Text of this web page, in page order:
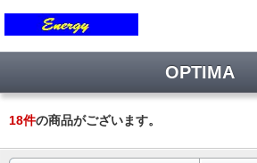
OPTIMA
18件の商品がございます。